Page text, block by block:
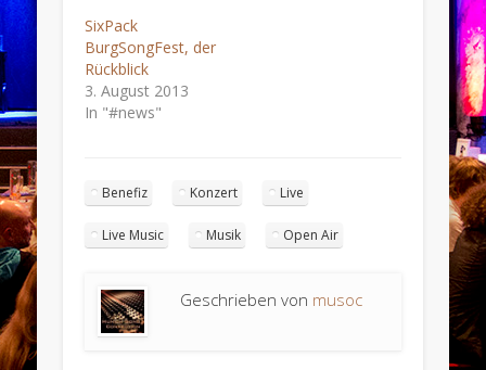
SixPack
BurgSongFest, der
Rückblick
3. August 2013
In "#news"
Benefiz Konzert Live
Live Music Musik Open Air
Geschrieben von musoc